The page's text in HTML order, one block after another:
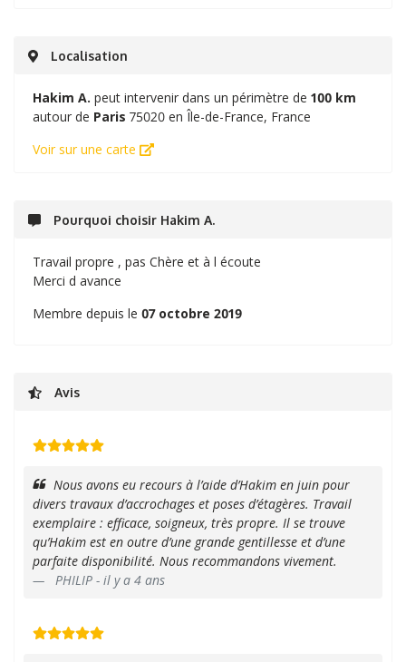
Localisation
Hakim A. peut intervenir dans un périmètre de 100 km
autour de Paris 75020 en Île-de-France, France
Voir sur une carte
Pourquoi choisir Hakim A.
Travail propre , pas Chère et à l écoute
Merci d avance
Membre depuis le 07 octobre 2019
Avis
Nous avons eu recours à l’aide d’Hakim en juin pour
divers travaux d’accrochages et poses d’étagères. Travail
exemplaire : efficace, soigneux, très propre. Il se trouve
qu’Hakim est en outre d’une grande gentillesse et d’une
parfaite disponibilité. Nous recommandons vivement.
PHILIP - il y a 4 ans